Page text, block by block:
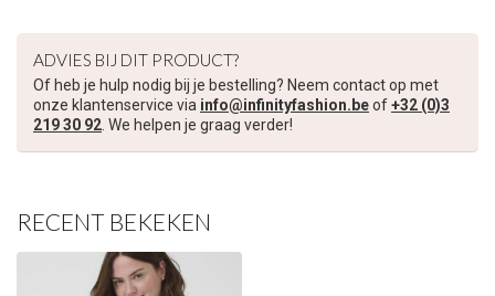
ADVIES BIJ DIT PRODUCT?
Of heb je hulp nodig bij je bestelling? Neem contact op met
onze klantenservice via info@infinityfashion.beof+32 (0)3
219 30 92. We helpen je graag verder!
RECENT BEKEKEN
volgende aankoop! 😀
Je korting is geldig bij een minimale bestelwaarde van €45,00